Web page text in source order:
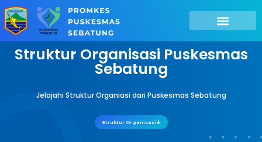
Struktur Organisasi Puskesmas
Sebatung
Jelajahi Struktur Organiasi dari Puskesmas Sebatung
Struktur Organisasi